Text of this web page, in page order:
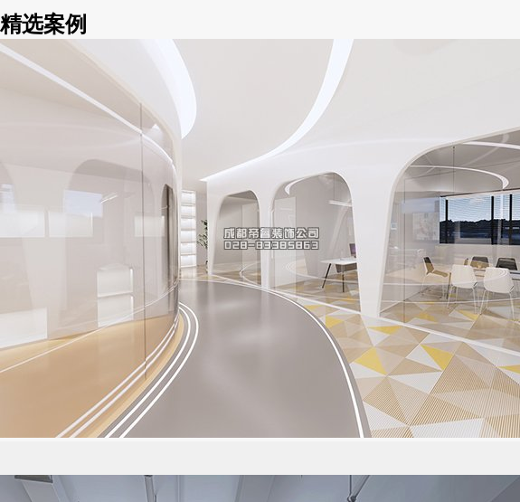
精选案例